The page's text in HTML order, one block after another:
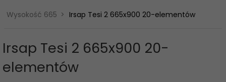
Wysokość 665
Irsap Tesi 2 665x900 20-elementów
Irsap Tesi 2 665x900 20-
elementów